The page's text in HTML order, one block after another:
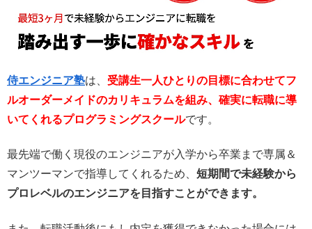
侍エンジニア塾は、 受講生一人ひとりの目標に合わせてフ
ルオーダーメイドのカリキュラムを組み、確実に転職に導
いてくれるプログラミングスクールです。
最先端で働く現役のエンジニアが入学から卒業まで専属＆
マンツーマンで指導してくれるため、 短期間で未経験から
プロレベルのエンジニアを目指すことができます。